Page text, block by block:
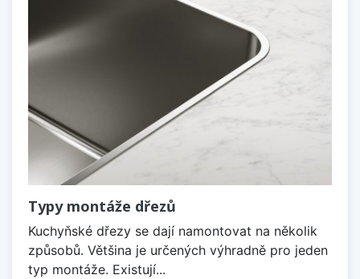
Typy montáže dřezů
Kuchyňské dřezy se dají namontovat na několik
způsobů. Většina je určených výhradně pro jeden
typ montáže. Existují...